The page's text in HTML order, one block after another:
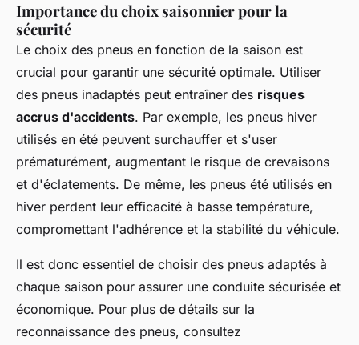
Importance du choix saisonnier pour la
sécurité
Le choix des pneus en fonction de la saison est
crucial pour garantir une sécurité optimale. Utiliser
des pneus inadaptés peut entraîner des risques
accrus d'accidents. Par exemple, les pneus hiver
utilisés en été peuvent surchauffer et s'user
prématurément, augmentant le risque de crevaisons
et d'éclatements. De même, les pneus été utilisés en
hiver perdent leur efficacité à basse température,
compromettant l'adhérence et la stabilité du véhicule.
Il est donc essentiel de choisir des pneus adaptés à
chaque saison pour assurer une conduite sécurisée et
économique. Pour plus de détails sur la
reconnaissance des pneus, consultez